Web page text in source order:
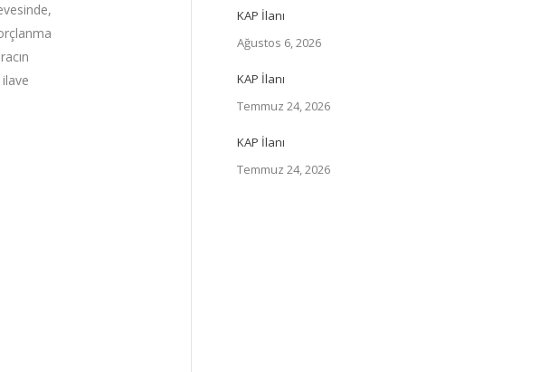
KAP İlanı
Ağustos 6, 2026
KAP İlanı
Temmuz 24, 2026
KAP İlanı
Temmuz 24, 2026